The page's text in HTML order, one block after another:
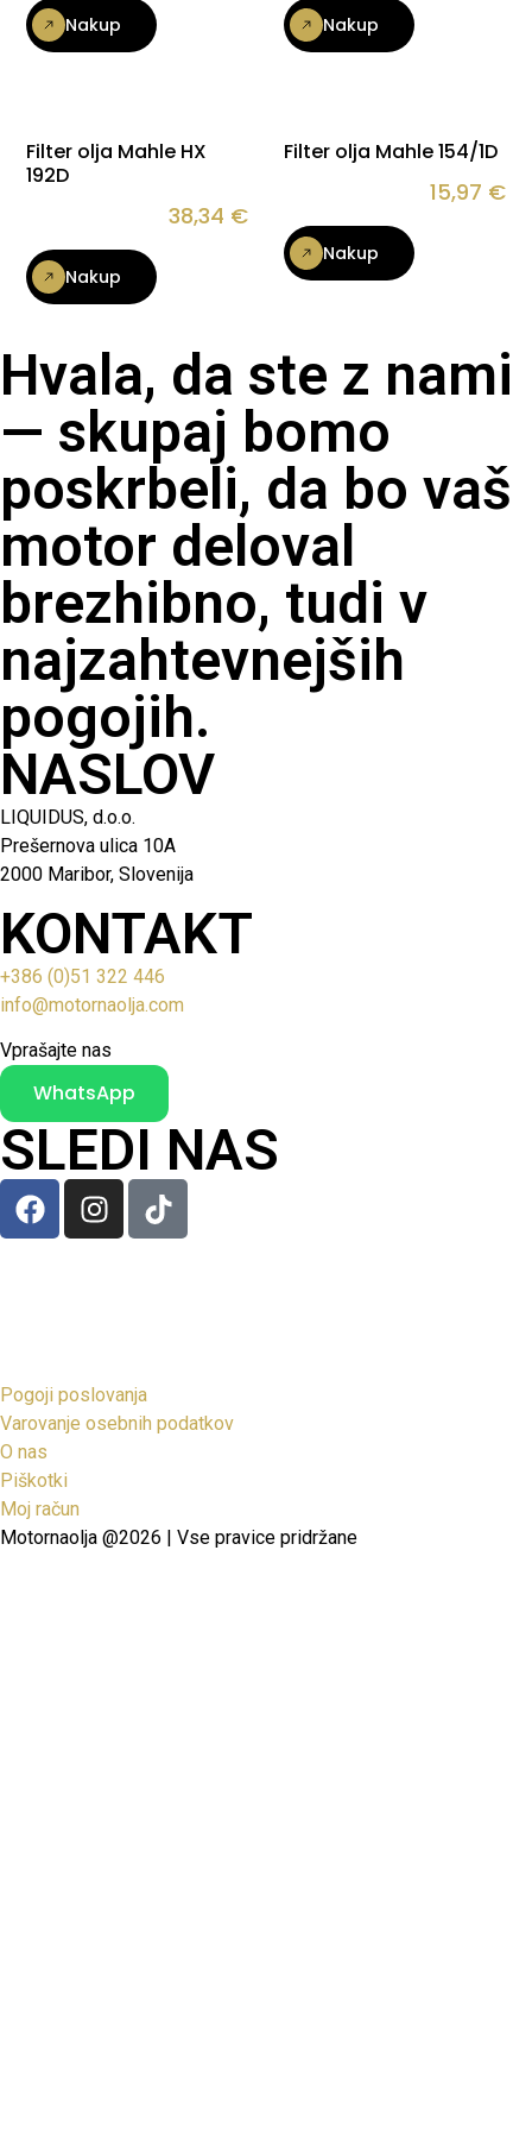
Nakup Nakup
Filter olja Mahle HX
192D
38,34 €
Nakup
Filter olja Mahle 154/1D
15,97 €
Nakup
Hvala, da ste z nami
— skupaj bomo
poskrbeli, da bo vaš
motor deloval
brezhibno, tudi v
najzahtevnejših
pogojih.
NASLOV
LIQUIDUS, d.o.o.
Prešernova ulica 10A
2000 Maribor, Slovenija
KONTAKT
+386 (0)51 322 446
info@motornaolja.com
Vprašajte nas
WhatsApp
SLEDI NAS
Pogoji poslovanja
Varovanje osebnih podatkov
O nas
Piškotki
Moj račun
Motornaolja @2026 | Vse pravice pridržane